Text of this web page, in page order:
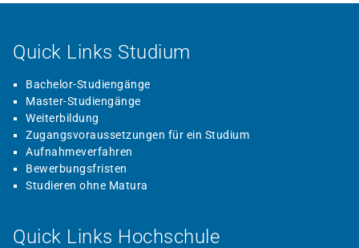
Quick Links Studium
Bachelor-Studiengänge
Master-Studiengänge
Weiterbildung
Zugangsvoraussetzungen für ein Studium
Aufnahmeverfahren
Bewerbungsfristen
Studieren ohne Matura
Quick Links Hochschule